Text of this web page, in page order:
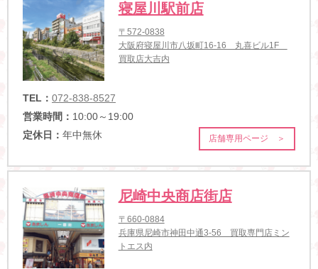
寝屋川駅前店
〒572-0838
大阪府寝屋川市八坂町16-16 丸喜ビル1F
買取店大吉内
TEL： 072-838-8527
営業時間： 10:00～19:00
定休日： 年中無休 店舗専用ページ ＞
尼崎中央商店街店
〒660-0884
兵庫県尼崎市神田中通3-56 買取専門店ミン
トエス内